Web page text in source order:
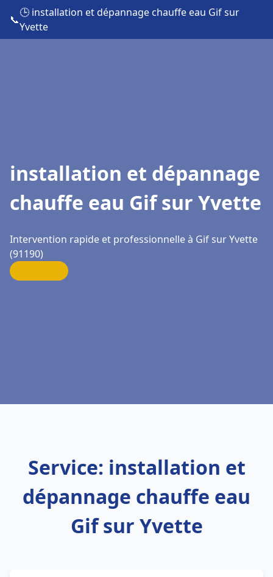
📞
🕒 installation et dépannage chauffe eau Gif sur
Yvette
installation et dépannage
chauffe eau Gif sur Yvette
Intervention rapide et professionnelle à Gif sur Yvette
(91190)
Service: installation et
dépannage chauffe eau
Gif sur Yvette